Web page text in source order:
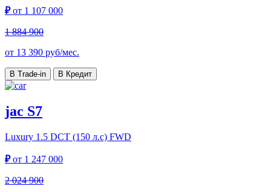
₽от 1 107 000
1 884 900
от 13 390 руб/мес.
В Trade-in В Кредит
jac S7
Luxury 1.5 DCT (150 л.с) FWD
₽от 1 247 000
2 024 900